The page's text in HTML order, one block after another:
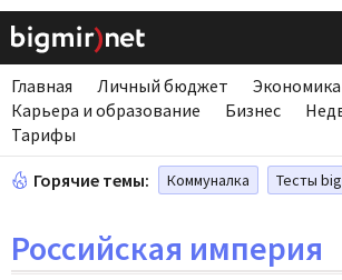
Главная Личный бюджет
Экономика
Карьера и образование
Бизнес
Тарифы
Горячие темы: Коммуналка Тесты
Российская империя